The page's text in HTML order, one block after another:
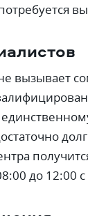
вызывает
до 12:00